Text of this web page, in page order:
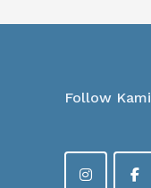
Follow Kami